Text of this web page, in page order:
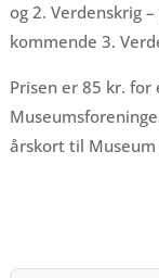
og 2. Verdenskrig
kommende 3.
Prisen er 85 kr.
årskort til Museum